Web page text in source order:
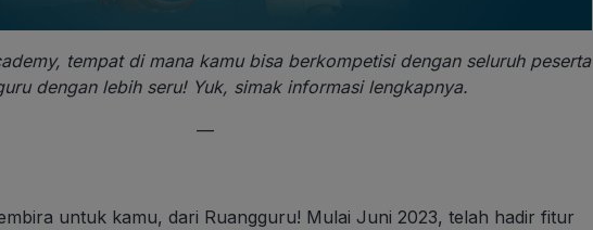
tempat di mana kamu bisa berkompetisi dengan seluruh peserta
dengan lebih seru! Yuk, simak informasi lengkapnya.
—
untuk kamu, dari Ruangguru! Mulai Juni 2023, telah hadir fitur